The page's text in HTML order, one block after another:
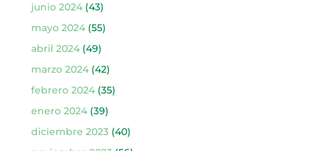
junio 2024(43)
mayo 2024(55)
abril 2024(49)
marzo 2024(42)
febrero 2024(35)
enero 2024(39)
diciembre 2023(40)